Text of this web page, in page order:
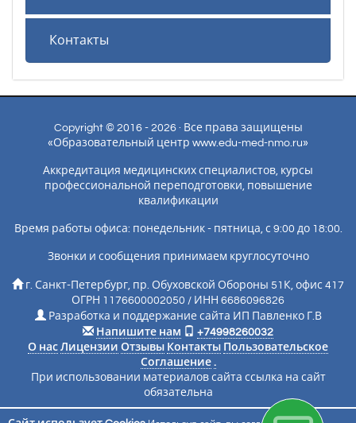
Контакты
Copyright © 2016 - 2026 · Все права защищены
«Образовательный центр www.edu-med-nmo.ru»
Аккредитация медицинских специалистов, курсы
профессиональной переподготовки, повышение
квалификации
Время работы офиса: понедельник - пятница, с 9:00 до 18:00.
Звонки и сообщения принимаем круглосуточно
г. Санкт-Петербург, пр. Обуховской Обороны 51К, офис 417
ОГРН 1176600002050 / ИНН 6686096826
Разработка и поддержание сайта ИП Павленко Г.В
Напишите нам
+74998260032
О нас Лицензии Отзывы Контакты Пользовательское
Соглашение .
При использовании материалов сайта ссылка на сайт
обязательна